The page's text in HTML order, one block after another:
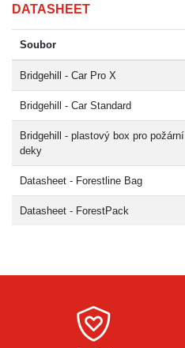
DATASHEET
Soubor
Bridgehill - Car Pro X
Bridgehill - Car Standard
Bridgehill - plastový box pro požární
deky
Datasheet - Forestline Bag
Datasheet - ForestPack